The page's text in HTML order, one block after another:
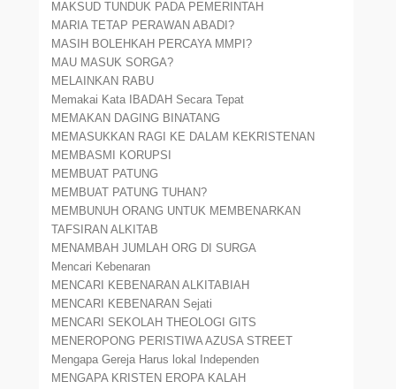
MAKSUD TUNDUK PADA PEMERINTAH
MARIA TETAP PERAWAN ABADI?
MASIH BOLEHKAH PERCAYA MMPI?
MAU MASUK SORGA?
MELAINKAN RABU
Memakai Kata IBADAH Secara Tepat
MEMAKAN DAGING BINATANG
MEMASUKKAN RAGI KE DALAM KEKRISTENAN
MEMBASMI KORUPSI
MEMBUAT PATUNG
MEMBUAT PATUNG TUHAN?
MEMBUNUH ORANG UNTUK MEMBENARKAN
TAFSIRAN ALKITAB
MENAMBAH JUMLAH ORG DI SURGA
Mencari Kebenaran
MENCARI KEBENARAN ALKITABIAH
MENCARI KEBENARAN Sejati
MENCARI SEKOLAH THEOLOGI GITS
MENEROPONG PERISTIWA AZUSA STREET
Mengapa Gereja Harus lokal Independen
MENGAPA KRISTEN EROPA KALAH